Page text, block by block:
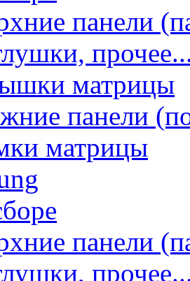
панели
матрицы
панели
матрицы
панели